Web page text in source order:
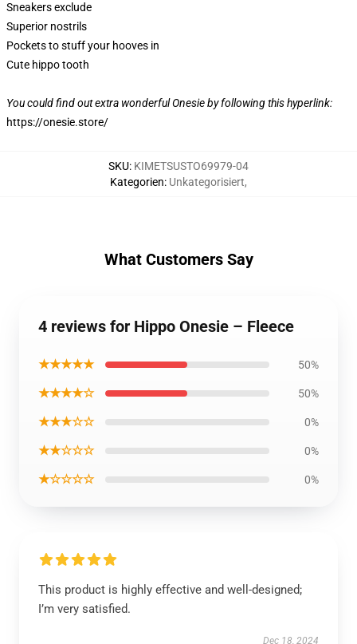
Sneakers exclude
Superior nostrils
Pockets to stuff your hooves in
Cute hippo tooth
You could find out extra wonderful Onesie by following this hyperlink:
https://onesie.store/
SKU: KIMETSUSTO69979-04
Kategorien: Unkategorisiert,
What Customers Say
4 reviews for Hippo Onesie – Fleece
★★★★★ 50%
★★★★☆ 50%
★★★☆☆ 0%
★★☆☆☆ 0%
★☆☆☆☆ 0%
This product is highly effective and well-designed;
I’m very satisfied.
Dec 18, 2024